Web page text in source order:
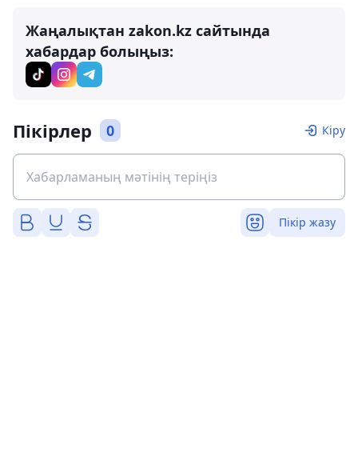
Жаңалықтан zakon.kz сайтында
хабардар болыңыз:
Пікірлер 0 Кіру
Пікір жазу